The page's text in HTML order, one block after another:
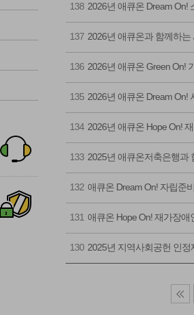
138 2026년 애큐온 Dream On!
137 2026년 애큐온과 함께하
136 2026년 애큐온 Green On!
135 2026년 애큐온 Dream On!
134 2026년 애큐온 Hope On!
133 2025년 애큐온저축은행과
132 애큐온 Dream On! 자립준
131 애큐온 Hope On! 재가장
130 2025년 지역사회공헌 인정